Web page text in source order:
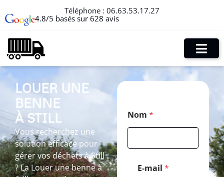
Téléphone : 06.63.53.17.27
4.8/5 basés sur 628 avis
LOUER UNE
BENNE
À STILL
Vous recherchez une
solution efficace pour
gérer vos déchets à Still
? La Louer une benne à
*
*
Nom *
E-mail *